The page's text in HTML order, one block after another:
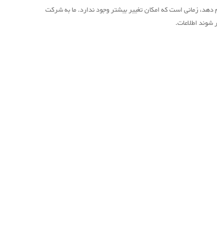
دهد، زمانی است که امکان تغییر بیشتر وجود ندارد. ما به شرکت
اطلاعات.